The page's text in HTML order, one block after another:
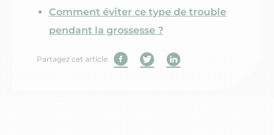
Comment éviter ce type de trouble
pendant la grossesse ?
Partagez cet article